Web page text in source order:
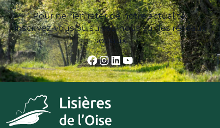
Pour ne rien rater de notre actualité,
inscrivez-vous ou suivez-nous sur les réseaux
sociaux
Facebook
Instagram
LinkedIn
YouTube